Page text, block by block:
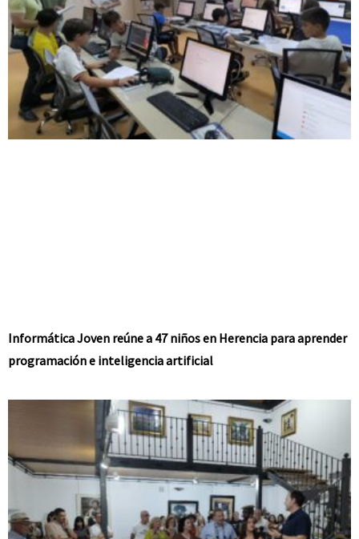
Informática Joven reúne a 47 niños en Herencia para aprender
programación e inteligencia artificial